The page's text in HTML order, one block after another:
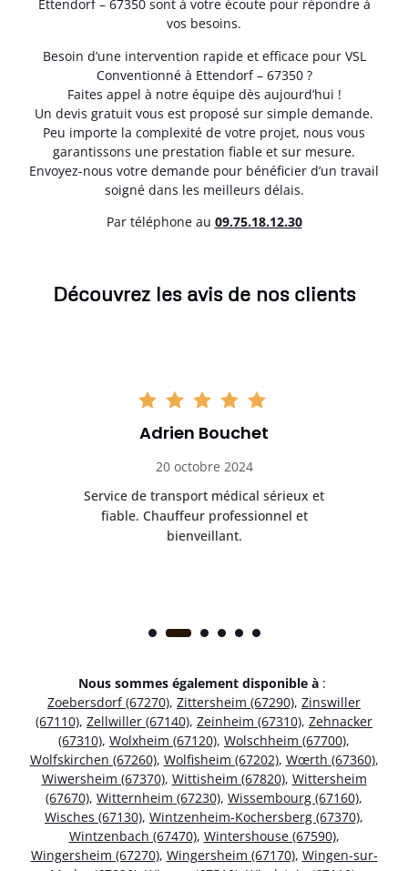
Ettendorf – 67350 sont à votre écoute pour répondre à
vos besoins.
Besoin d’une intervention rapide et efficace pour VSL
Conventionné à Ettendorf – 67350 ?
Faites appel à notre équipe dès aujourd’hui !
Un devis gratuit vous est proposé sur simple demande.
Peu importe la complexité de votre projet, nous vous
garantissons une prestation fiable et sur mesure.
Envoyez-nous votre demande pour bénéficier d’un travail
soigné dans les meilleurs délais.
Par téléphone au 09.75.18.12.30
Découvrez les avis de nos clients
Adrien Bouchet
20 octobre 2024
Service de transport médical sérieux et
fiable. Chauffeur professionnel et
bienveillant.
Nous sommes également disponible à :
Zoebersdorf (67270), Zittersheim (67290), Zinswiller
(67110), Zellwiller (67140), Zeinheim (67310), Zehnacker
(67310), Wolxheim (67120), Wolschheim (67700),
Wolfskirchen (67260), Wolfisheim (67202), Wœrth (67360),
Wiwersheim (67370), Wittisheim (67820), Wittersheim
(67670), Witternheim (67230), Wissembourg (67160),
Wisches (67130), Wintzenheim-Kochersberg (67370),
Wintzenbach (67470), Wintershouse (67590),
Wingersheim (67270), Wingersheim (67170), Wingen-sur-